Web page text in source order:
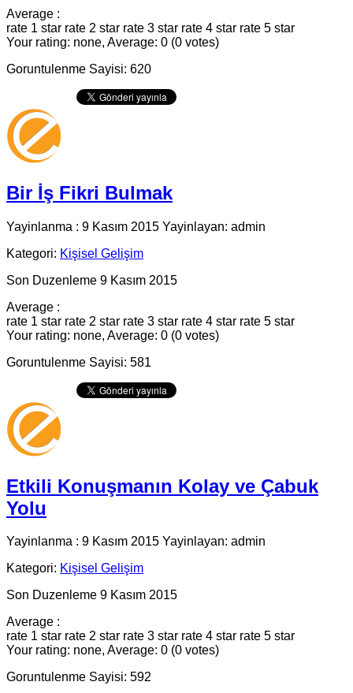
Average :
rate 1 star rate 2 star rate 3 star rate 4 star rate 5 star
Your rating: none, Average: 0 (0 votes)
Goruntulenme Sayisi: 620
Bir İş Fikri Bulmak
Yayinlanma : 9 Kasım 2015 Yayinlayan: admin
Kategori: Kişisel Gelişim
Son Duzenleme 9 Kasım 2015
Average :
rate 1 star rate 2 star rate 3 star rate 4 star rate 5 star
Your rating: none, Average: 0 (0 votes)
Goruntulenme Sayisi: 581
Etkili Konuşmanın Kolay ve Çabuk
Yolu
Yayinlanma : 9 Kasım 2015 Yayinlayan: admin
Kategori: Kişisel Gelişim
Son Duzenleme 9 Kasım 2015
Average :
rate 1 star rate 2 star rate 3 star rate 4 star rate 5 star
Your rating: none, Average: 0 (0 votes)
Goruntulenme Sayisi: 592